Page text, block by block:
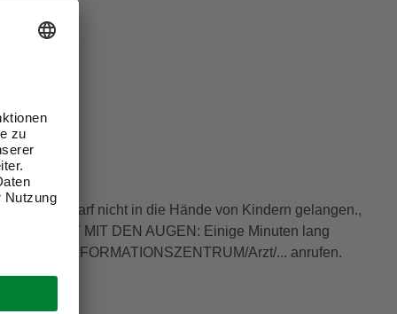
P102 | Darf nicht in die Hände von Kindern gelangen.,
KONTAKT MIT DEN AUGEN: Einige Minuten lang
GIFTINFORMATIONSZENTRUM/Arzt/... anrufen.